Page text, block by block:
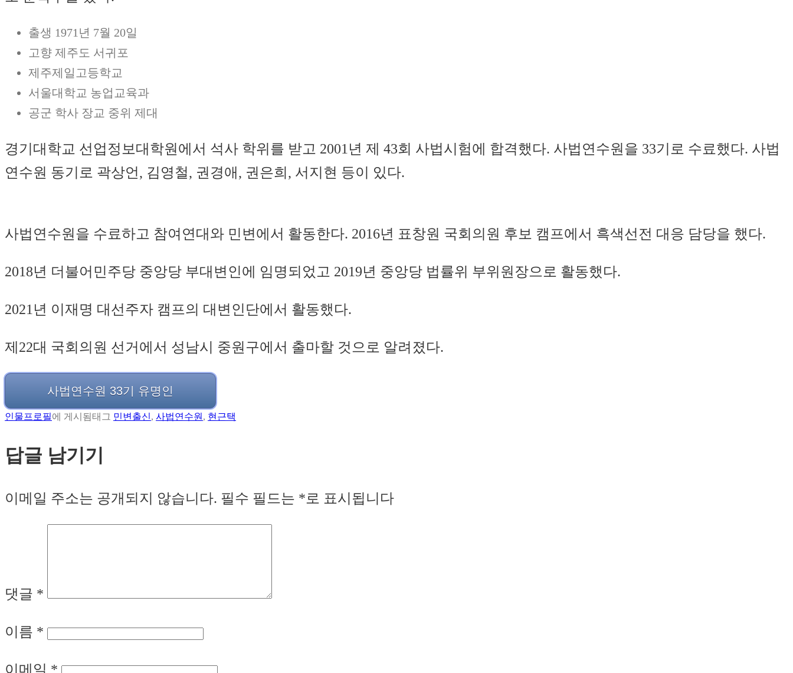
출생 1971년 7월 20일
고향 제주도 서귀포
제주제일고등학교
서울대학교 농업교육과
공군 학사 장교 중위 제대
경기대학교 선업정보대학원에서 석사 학위를 받고 2001년 제 43회 사법시험에 합격했다. 사법연수원을 33기로 수료했다. 사법
연수원 동기로 곽상언, 김영철, 권경애, 권은희, 서지현 등이 있다.
사법연수원을 수료하고 참여연대와 민변에서 활동한다. 2016년 표창원 국회의원 후보 캠프에서 흑색선전 대응 담당을 했다.
2018년 더불어민주당 중앙당 부대변인에 임명되었고 2019년 중앙당 법률위 부위원장으로 활동했다.
2021년 이재명 대선주자 캠프의 대변인단에서 활동했다.
제22대 국회의원 선거에서 성남시 중원구에서 출마할 것으로 알려졌다.
사법연수원 33기 유명인
인물프로필에 게시됨태그 민변출신, 사법연수원, 현근택
답글 남기기
이메일 주소는 공개되지 않습니다. 필수 필드는 *로 표시됩니다
댓글 *
이름 *
이메일 *